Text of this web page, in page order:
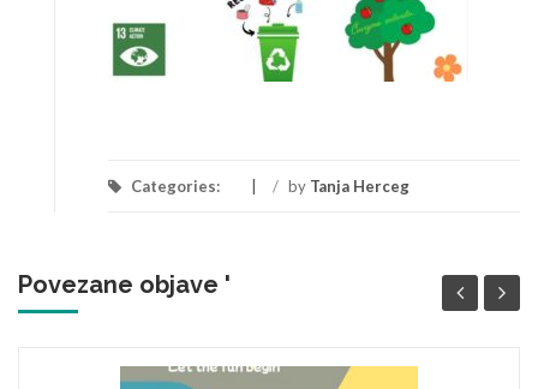
Categories: / by Tanja Herceg
Povezane objave '